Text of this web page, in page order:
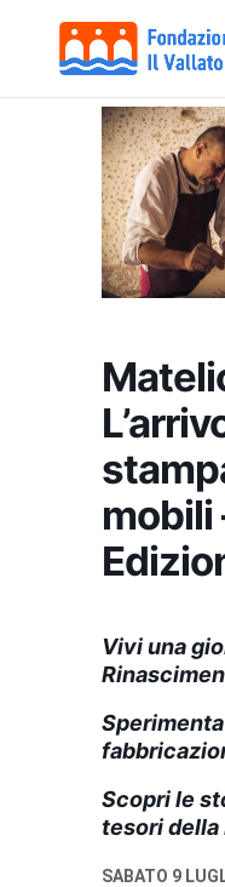
mobili
Vivi una
Scopri le
tesori della
SABATO 9